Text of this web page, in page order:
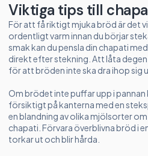
Viktiga tips till
För att få riktigt mjuka bröd är det
ordentligt varm innan du börjar
smak kan du pensla din chapati
direkt efter stekning. Att låta
för att bröden inte ska dra ihop sig
Om brödet inte puffar upp i
försiktigt på kanterna med en
en blandning av olika mjölsorter om
chapati. Förvara överblivna bröd i
torkar ut och blir hårda.